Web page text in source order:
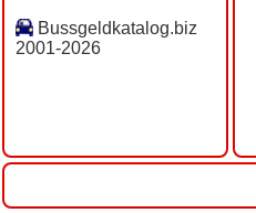
Bussgeldkatalog.biz
2001-2026